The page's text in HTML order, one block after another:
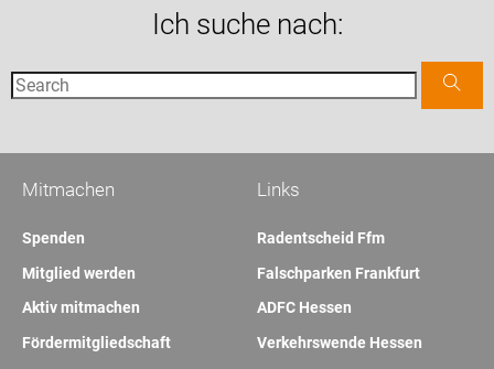
Ich suche nach:
Links
Radentscheid Ffm
Falschparken Frankfurt
ADFC Hessen
Verkehrswende Hessen
Mitmachen
Spenden
Mitglied werden
Aktiv mitmachen
Fördermitgliedschaft